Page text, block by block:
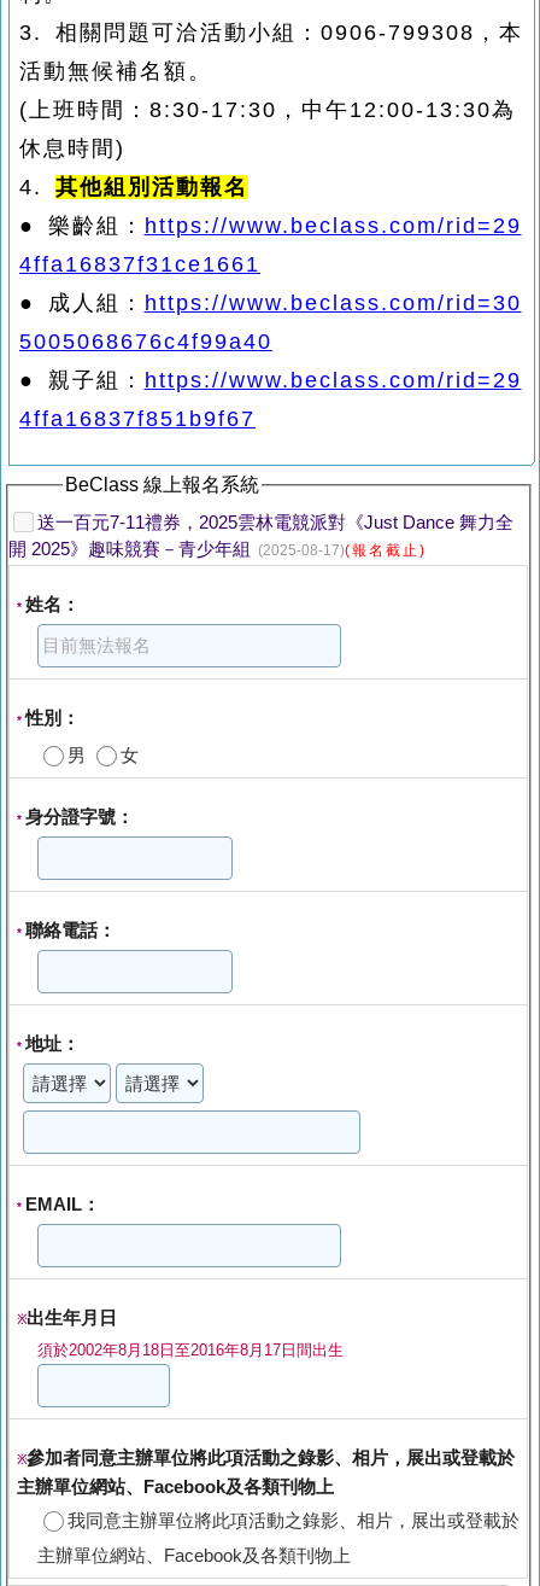
3. 相關問題可洽活動小組：0906-799308，本
活動無候補名額。
(上班時間：8:30-17:30，中午12:00-13:30為
休息時間)
4. 其他組別 活動報名
●
樂齡組： https://www.beclass.com/rid=29
4ffa16837f31ce1661
● 成人組： https://www.beclass.com/rid=30
5005068676c4f99a40
● 親子組： https://www.beclass.com/rid=29
4ffa16837f851b9f67
BeClass 線上報名系統
送一百元7-11禮券，2025雲林電競派對《Just Dance 舞力全
開 2025》趣味競賽－青少年組
(2025-08-17)(報名截止)
* 姓名：
*性別：
男
女
* 身分證字號：
* 聯絡電話：
*地址：
* EMAIL：
※出生年月日
須於2002年8月18日至2016年8月17日間出生
※參加者同意主辦單位將此項活動之錄影、相片，展出或登載於
主辦單位網站、Facebook及各類刊物上
我同意主辦單位將此項活動之錄影、相片，展出或登載於
主辦單位網站、Facebook及各類刊物上